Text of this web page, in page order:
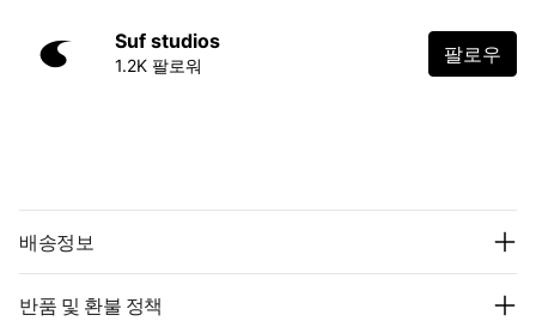
Suf studios
1.2K 팔로워 팔로우
배송정보
반품 및 환불 정책